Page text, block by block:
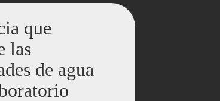
que
las
de agua